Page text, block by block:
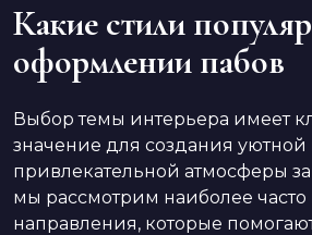
Какие стили
оформлении пабов
Выбор темы интерьера имеет
значение для создания уютной
привлекательной атмосферы
мы рассмотрим наиболее
направления, которые